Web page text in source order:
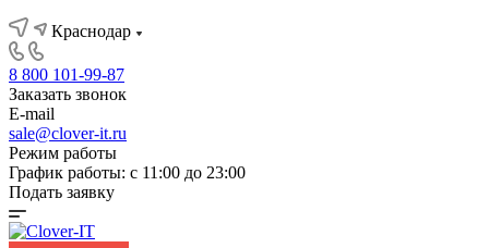
Краснодар
8 800 101-99-87
Заказать звонок
E-mail
sale@clover-it.ru
Режим работы
График работы: с 11:00 до 23:00
Подать заявку